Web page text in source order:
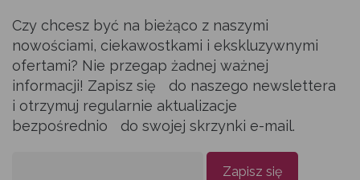
Czy chcesz być na bieżąco z naszymi
nowościami, ciekawostkami i ekskluzywnymi
ofertami? Nie przegap żadnej ważnej
informacji! Zapisz się do naszego newslettera
i otrzymuj regularnie aktualizacje
bezpośrednio do swojej skrzynki e-mail.
Zapisz się